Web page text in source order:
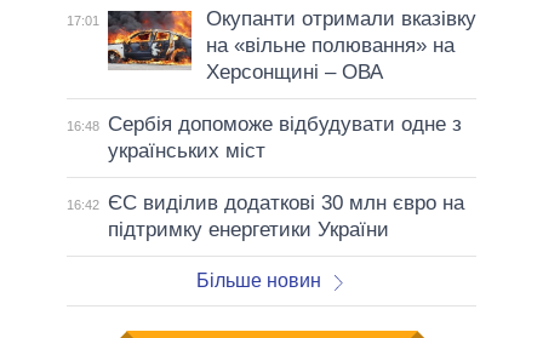
17:01
Окупанти отримали вказівку
на «вільне полювання» на
Херсонщині – ОВА
16:48
Сербія допоможе відбудувати одне з
українських міст
16:42
ЄС виділив додаткові 30 млн євро на
підтримку енергетики України
Більше новин